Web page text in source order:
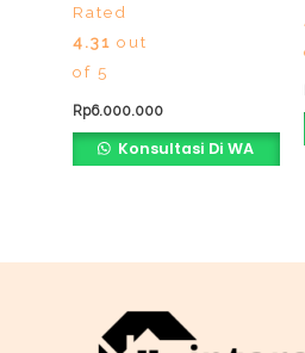
Rated
4.31 out
of 5
Rp6.000.000
Konsultasi Di WA